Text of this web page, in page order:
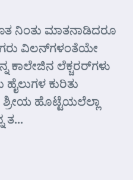
ನಿಂತು ಮಾತನಾಡಿದರೂ
ವಿಲನ್‌ಗಳಂತೆಯೇ
ಕಾಲೇಜಿನ ಲೆಕ್ಚರರ್‌ಗಳು
ಕುರಿತು
ಹೊಟ್ಟೆಯಲೆಲ್ಲಾ
ತ...